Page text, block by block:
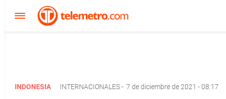
INDONESIA INTERNACIONALES- 7 de diciembre de 2021 - 08:17